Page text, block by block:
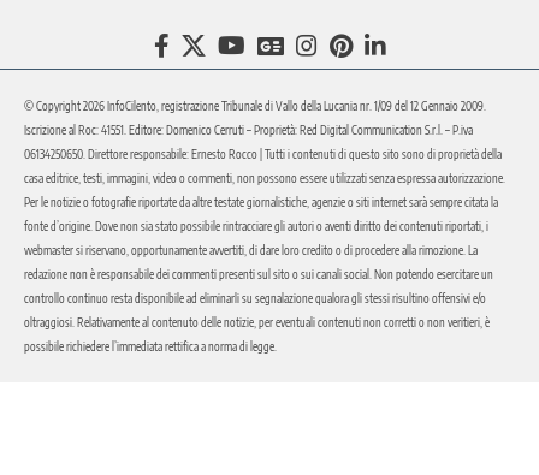
© Copyright 2026 InfoCilento, registrazione Tribunale di Vallo della Lucania nr. 1/09 del 12 Gennaio 2009.
Iscrizione al Roc: 41551. Editore: Domenico Cerruti – Proprietà: Red Digital Communication S.r.l. – P.iva
06134250650. Direttore responsabile: Ernesto Rocco | Tutti i contenuti di questo sito sono di proprietà della
casa editrice, testi, immagini, video o commenti, non possono essere utilizzati senza espressa autorizzazione.
Per le notizie o fotografie riportate da altre testate giornalistiche, agenzie o siti internet sarà sempre citata la
fonte d’origine. Dove non sia stato possibile rintracciare gli autori o aventi diritto dei contenuti riportati, i
webmaster si riservano, opportunamente avvertiti, di dare loro credito o di procedere alla rimozione. La
redazione non è responsabile dei commenti presenti sul sito o sui canali social. Non potendo esercitare un
controllo continuo resta disponibile ad eliminarli su segnalazione qualora gli stessi risultino offensivi e/o
oltraggiosi. Relativamente al contenuto delle notizie, per eventuali contenuti non corretti o non veritieri, è
possibile richiedere l’immediata rettifica a norma di legge.